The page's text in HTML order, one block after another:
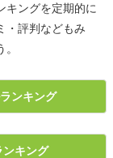
キングを定期的に
・評判などもみ
ンキング
ンキング